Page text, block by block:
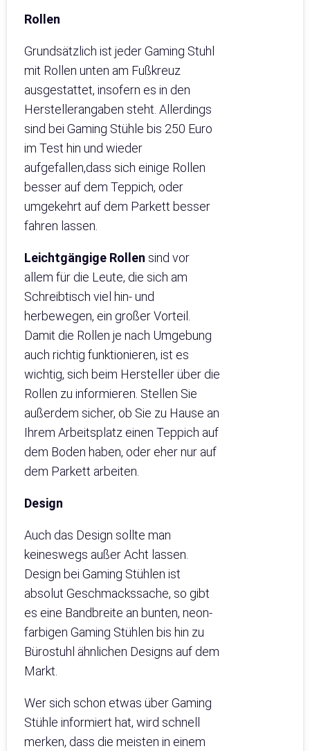
Rollen
Grundsätzlich ist jeder Gaming Stuhl
mit Rollen unten am Fußkreuz
ausgestattet, insofern es in den
Herstellerangaben steht. Allerdings
sind bei Gaming Stühle bis 250 Euro
im Test hin und wieder
aufgefallen,dass sich einige Rollen
besser auf dem Teppich, oder
umgekehrt auf dem Parkett besser
fahren lassen.
Leichtgängige Rollen sind vor
allem für die Leute, die sich am
Schreibtisch viel hin- und
herbewegen, ein großer Vorteil.
Damit die Rollen je nach Umgebung
auch richtig funktionieren, ist es
wichtig, sich beim Hersteller über die
Rollen zu informieren. Stellen Sie
außerdem sicher, ob Sie zu Hause an
Ihrem Arbeitsplatz einen Teppich auf
dem Boden haben, oder eher nur auf
dem Parkett arbeiten.
Design
Auch das Design sollte man
keineswegs außer Acht lassen.
Design bei Gaming Stühlen ist
absolut Geschmackssache, so gibt
es eine Bandbreite an bunten, neon-
farbigen Gaming Stühlen bis hin zu
Bürostuhl ähnlichen Designs auf dem
Markt.
Wer sich schon etwas über Gaming
Stühle informiert hat, wird schnell
merken, dass die meisten in einem